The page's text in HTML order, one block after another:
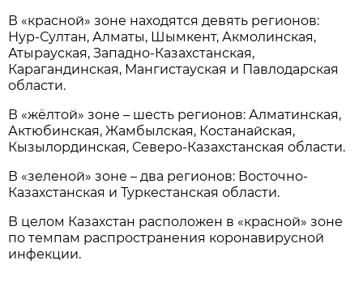
В «красной» зоне находятся девять регионов:
Нур-Султан, Алматы, Шымкент, Акмолинская,
Атырауская, Западно-Казахстанская,
Карагандинская, Мангистауская и Павлодарская
области.
В «жёлтой» зоне – шесть регионов: Алматинская,
Актюбинская, Жамбылская, Костанайская,
Кызылординская, Северо-Казахстанская области.
В «зеленой» зоне – два регионов: Восточно-
Казахстанская и Туркестанская области.
В целом Казахстан расположен в «красной» зоне
по темпам распространения коронавирусной
инфекции.